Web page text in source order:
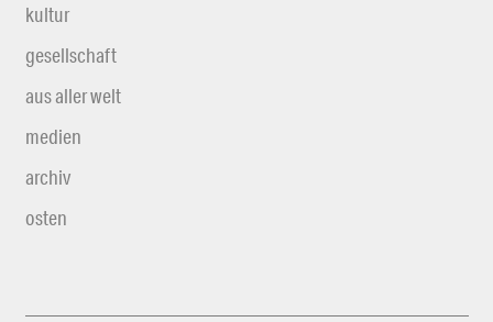
kultur
gesellschaft
aus aller welt
medien
archiv
osten